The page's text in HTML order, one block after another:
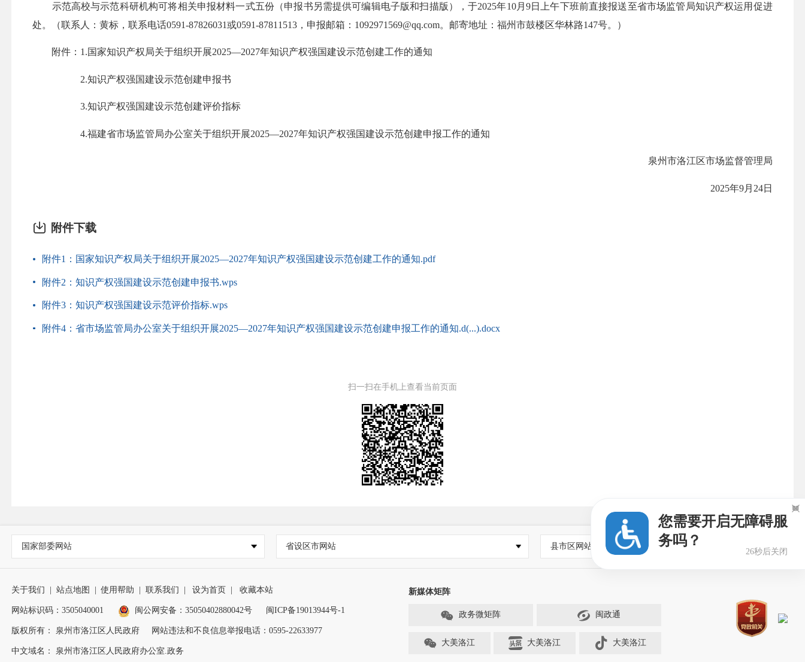
示范高校与示范科研机构可将相关申报材料一式五份（申报书另需提供可编辑电子版和扫描版），于2025年10月9日上午下班前直接报送至省市场监管局知识产权运用促进
处。（联系人：黄标，联系电话0591-87826031或0591-87811513 ，申报邮箱： 1092971569@qq.com。邮寄地址：福州市鼓楼区华林路147号。）
附件：1.国家知识产权局关于组织开展2025—2027年知识产权强国建设示范创建工作的通知
2.知识产权强国建设示范创建申报书
3.知识产权强国建设示范创建评价指标
4.福建省市场监管局办公室关于组织开展2025—2027年知识产权强国建设示范创建申报工作的通知
泉州市洛江区市场监督管理局
2025年9月24日
附件下载
附件1：国家知识产权局关于组织开展2025—2027年知识产权强国建设示范创建工作的通知.pdf
附件2：知识产权强国建设示范创建申报书.wps
附件3：知识产权强国建设示范评价指标.wps
附件4：省市场监管局办公室关于组织开展2025—2027年知识产权强国建设示范创建申报工作的通知.d(...).docx
扫一扫在手机上查看当前页面
国家部委网站 省设区市网站 县市区网站
关于我们 站点地图 使用帮助 联系我们 设为首页 收藏本站
网站标识码：3505040001 闽公网安备：35050402880042号 闽ICP备19013944号-1
版权所有： 泉州市洛江区人民政府 网站违法和不良信息举报电话：0595-22633977
中文域名： 泉州市洛江区人民政府办公室.政务
新媒体矩阵
政务微矩阵 闽政通
大美洛江 大美洛江 大美洛江
您需要开启无障碍服
务吗？
25秒后关闭
